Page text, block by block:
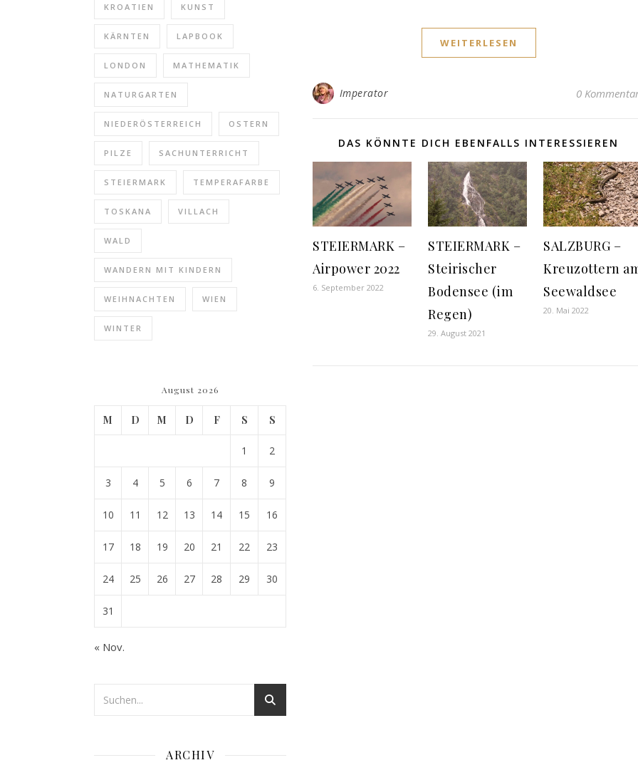
KROATIEN KUNST
KÄRNTEN LAPBOOK
LONDON MATHEMATIK
NATURGARTEN
NIEDERÖSTERREICH OSTERN
PILZE SACHUNTERRICHT
STEIERMARK TEMPERAFARBE
TOSKANA VILLACH
WALD
WANDERN MIT KINDERN
WEIHNACHTEN WIEN
WINTER
August 2026
M D M D F S S
1 2
3 4 5 6 7 8 9
10 11 12 13 14 15 16
17 18 19 20 21 22 23
24 25 26 27 28 29 30
31
« Nov.
ARCHIV
WEITERLESEN
Imperator 0
DAS KÖNNTE DICH EBENFALLS INTERESSIEREN
STEIERMARK –
Airpower 2022
6. September 2022
STEIERMARK –
Steirischer
Bodensee (im
Regen)
29. August 2021
SALZBURG –
Kreuzottern
Seewaldsee
20. Mai 2022